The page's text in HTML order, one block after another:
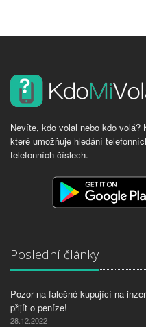
Nevíte, kdo volal nebo kdo volá?
které umožňuje hledání
telefonních číslech.
Poslední články
Pozor na falešné kupující na
přijít o peníze!
28.12.2022